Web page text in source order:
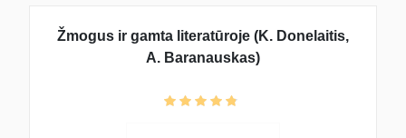
Žmogus ir gamta literatūroje (K. Donelaitis,
A. Baranauskas)